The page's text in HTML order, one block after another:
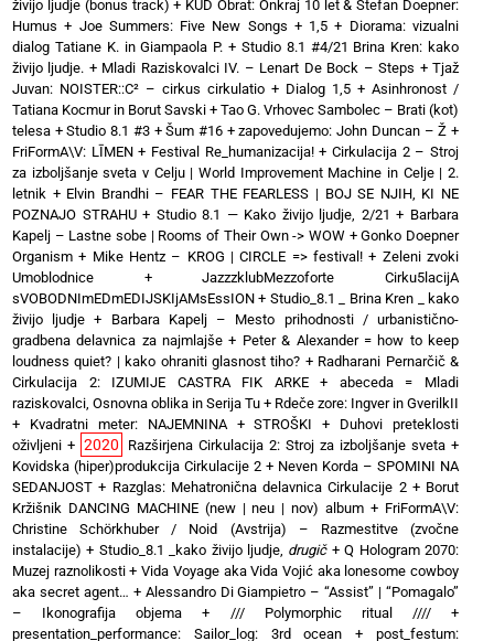
živijo ljudje (bonus track) + KUD Obrat: Onkraj 10 let & Stefan Doepner:
Humus + Joe Summers: Five New Songs + 1,5 + Diorama: vizualni
dialog Tatiane K. in Giampaola P. + Studio 8.1 #4/21 Brina Kren: kako
živijo ljudje. + Mladi Raziskovalci IV. – Lenart De Bock – Steps +Tjaž
Juvan: NOISTER::C² – cirkus cirkulatio + Dialog 1,5 + Asinhronost /
Tatiana Kocmur in Borut Savski + Tao G. Vrhovec Sambolec – Brati (kot)
telesa +Studio 8.1 #3 + Šum #16 +zapovedujemo: John Duncan – Ž +
FriFormA\V: LĪMEN+ Festival Re_humanizacija!+Cirkulacija 2 – Stroj
za izboljšanje sveta v Celju | World Improvement Machine in Celje | 2.
letnik + Elvin Brandhi – FEAR THE FEARLESS | BOJ SE NJIH, KI NE
POZNAJO STRAHU+ Studio 8.1 — Kako živijo ljudje, 2/21 + Barbara
Kapelj – Lastne sobe | Rooms of Their Own -> WOW+Gonko Doepner
Organism + Mike Hentz – KROG | CIRCLE => festival! + Zeleni zvoki
Umoblodnice +JazzzklubMezzoforte Cirku5lacijA
sVOBODNImEDmEDIJSKIjAMsEssION + Studio_8.1 _ Brina Kren _ kako
živijo ljudje + Barbara Kapelj – Mesto prihodnosti / urbanistično-
gradbena delavnica za najmlajše + Peter & Alexander = how to keep
loudness quiet? | kako ohraniti glasnost tiho? + Radharani Pernarčič &
Cirkulacija 2: IZUMIJE CASTRA FIK ARKE+ abeceda = Mladi
raziskovalci, Osnovna oblika in Serija Tu + Rdeče zore: Ingver in GverilkII
+ Kvadratni meter: NAJEMNINA + STROŠKI + Duhovi preteklosti
oživljeni + 2020 Razširjena Cirkulacija 2: Stroj za izboljšanje sveta +
Kovidska (hiper)produkcija Cirkulacije 2 + Neven Korda – SPOMINI NA
SEDANJOST + Razglas: Mehatronična delavnica Cirkulacije 2+ Borut
Kržišnik DANCING MACHINE (new | neu | nov) album + FriFormA\V:
Christine Schörkhuber / Noid (Avstrija) – Razmestitve (zvočne
instalacije) + Studio_8.1 _kako živijo ljudje, drugič+Q Hologram 2070:
Muzej raznolikosti+Vida Voyage aka Vida Vojić aka lonesome cowboy
aka secret agent… + Alessandro Di Giampietro – “Assist” | “Pomagalo”
– Ikonografija objema + /// Polymorphic ritual ////+
presentation_performance: Sailor_log: 3rd ocean +post_festum: